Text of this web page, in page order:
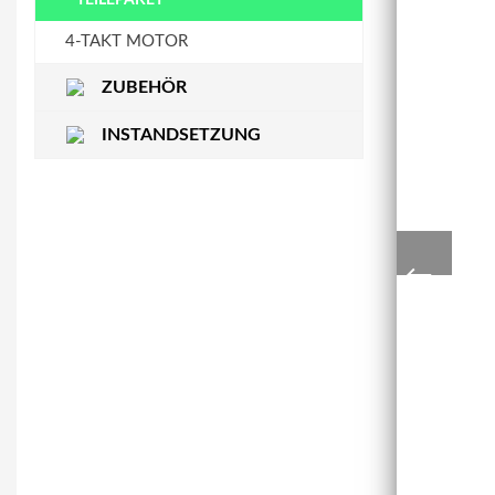
STEUERKETTENSCHIENEWASSERPUMPE
4-TAKT MOTOR
ZUBEHÖR
INSTANDSETZUNG